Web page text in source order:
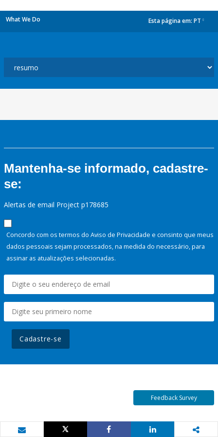
What We Do Esta página em: PT
Mantenha-se informado, cadastre-
se:
Alertas de email Project p178685
Concordo com os termos do Aviso de Privacidade e consinto que meus
dados pessoais sejam processados, na medida do necessário, para
assinar as atualizações selecionadas.
Cadastre-se
Feedback Survey